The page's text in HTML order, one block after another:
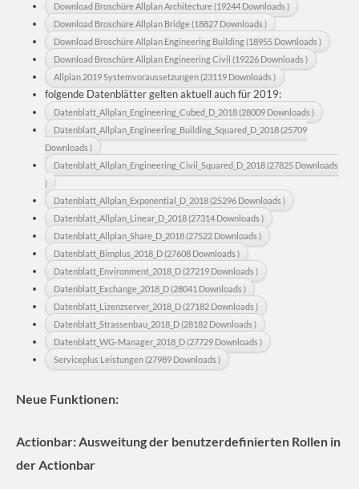
Download Broschüre Allplan Architecture (19244 Downloads )
Download Broschüre Allplan Bridge (18827 Downloads )
Download Broschüre Allplan Engineering Building (18955 Downloads )
Download Broschüre Allplan Engineering Civil (19226 Downloads )
Allplan 2019 Systemvoraussetzungen (23119 Downloads )
folgende Datenblätter gelten aktuell auch für 2019:
Datenblatt_Allplan_Engineering_Cubed_D_2018 (28009 Downloads )
Datenblatt_Allplan_Engineering_Building_Squared_D_2018 (25709
Downloads )
Datenblatt_Allplan_Engineering_Civil_Squared_D_2018 (27825 Downloads
)
Datenblatt_Allplan_Exponential_D_2018 (25296 Downloads )
Datenblatt_Allplan_Linear_D_2018 (27314 Downloads )
Datenblatt_Allplan_Share_D_2018 (27522 Downloads )
Datenblatt_Bimplus_2018_D (27608 Downloads )
Datenblatt_Environment_2018_D (27219 Downloads )
Datenblatt_Exchange_2018_D (28041 Downloads )
Datenblatt_Lizenzserver_2018_D (27182 Downloads )
Datenblatt_Strassenbau_2018_D (28182 Downloads )
Datenblatt_WG-Manager_2018_D (27729 Downloads )
Serviceplus Leistungen (27989 Downloads )
Neue Funktionen:
Actionbar: Ausweitung der benutzerdefinierten Rollen in
der Actionbar